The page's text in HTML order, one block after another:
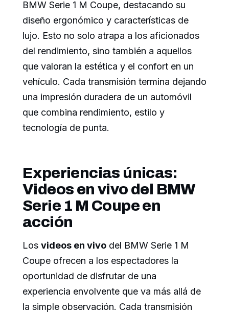
BMW Serie 1 M Coupe, destacando su
diseño ergonómico y características de
lujo. Esto no solo atrapa a los aficionados
del rendimiento, sino también a aquellos
que valoran la estética y el confort en un
vehículo. Cada transmisión termina dejando
una impresión duradera de un automóvil
que combina rendimiento, estilo y
tecnología de punta.
Experiencias únicas:
Videos en vivo del BMW
Serie 1 M Coupe en
acción
Los videos en vivo del BMW Serie 1 M
Coupe ofrecen a los espectadores la
oportunidad de disfrutar de una
experiencia envolvente que va más allá de
la simple observación. Cada transmisión